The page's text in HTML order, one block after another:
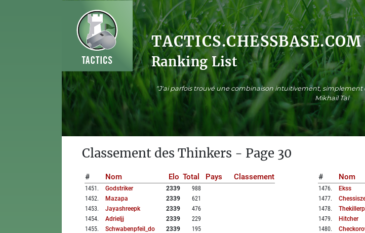
TACTICS.CHESSBASE.COM
Ranking List
"J'ai parfois trouvé une combinaison intuitivement,
Mikhail Tal
Classement des Thinkers - Page 30
# Nom Elo Total Pays Classement
1451 . Godstriker 2339
988
1452. Mazapa 2339
621
1453. Jayashreepk 2339
476
1454. Adrieljj 2339
229
1455. Schwabenpfeil_do 2339
195
# Nom
1476. Ekss
1477.
1478.
1479. Hitcher
1480.